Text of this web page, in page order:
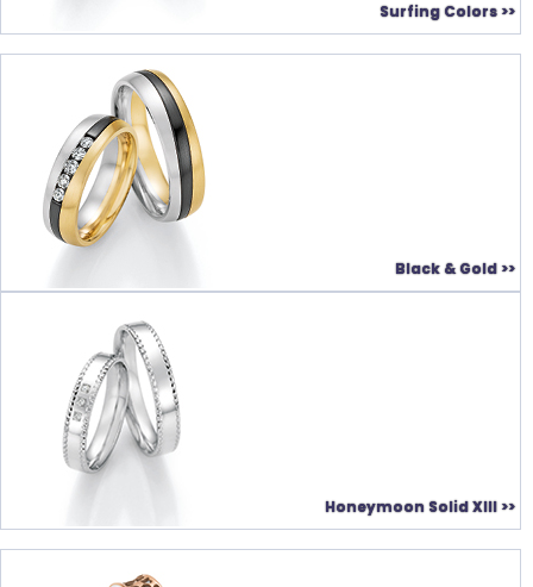
Surfing Colors >>
Black & Gold >>
Honeymoon Solid XIII >>